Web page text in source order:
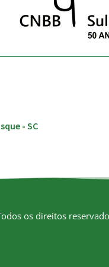
- SC
os direitos